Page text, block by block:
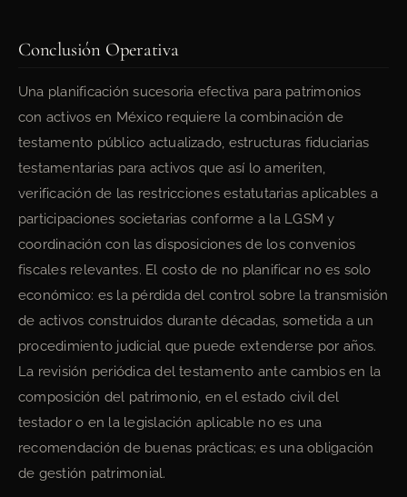
Conclusión Operativa
Una planificación sucesoria efectiva para patrimonios
con activos en México requiere la combinación de
testamento público actualizado, estructuras fiduciarias
testamentarias para activos que así lo ameriten,
verificación de las restricciones estatutarias aplicables a
participaciones societarias conforme a la LGSM y
coordinación con las disposiciones de los convenios
fiscales relevantes. El costo de no planificar no es solo
económico: es la pérdida del control sobre la transmisión
de activos construidos durante décadas, sometida a un
procedimiento judicial que puede extenderse por años.
La revisión periódica del testamento ante cambios en la
composición del patrimonio, en el estado civil del
testador o en la legislación aplicable no es una
recomendación de buenas prácticas; es una obligación
de gestión patrimonial.